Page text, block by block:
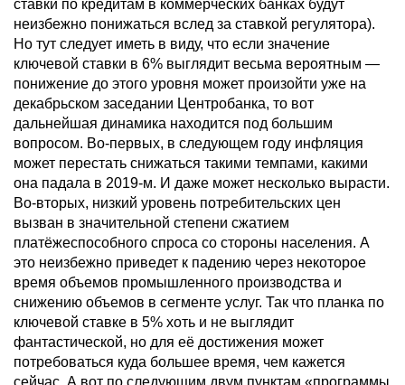
ставки по кредитам в коммерческих банках будут
неизбежно понижаться вслед за ставкой регулятора).
Но тут следует иметь в виду, что если значение
ключевой ставки в 6% выглядит весьма вероятным —
понижение до этого уровня может произойти уже на
декабрьском заседании Центробанка, то вот
дальнейшая динамика находится под большим
вопросом. Во-первых, в следующем году инфляция
может перестать снижаться такими темпами, какими
она падала в 2019-м. И даже может несколько вырасти.
Во-вторых, низкий уровень потребительских цен
вызван в значительной степени сжатием
платёжеспособного спроса со стороны населения. А
это неизбежно приведет к падению через некоторое
время объемов промышленного производства и
снижению объемов в сегменте услуг. Так что планка по
ключевой ставке в 5% хоть и не выглядит
фантастической, но для её достижения может
потребоваться куда большее время, чем кажется
сейчас. А вот по следующим двум пунктам «программы